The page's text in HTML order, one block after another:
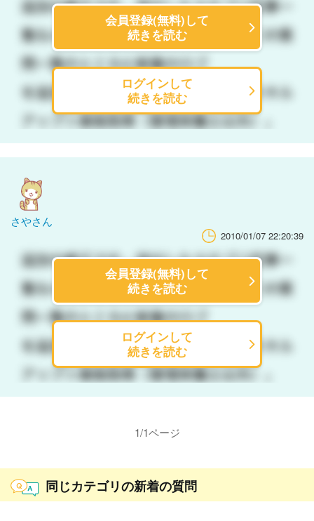
会員登録(無料)して
続きを読む
ログインして
続きを読む
さやさん
2010/01/07 22:20:39
会員登録(無料)して
続きを読む
ログインして
続きを読む
1/1ページ
同じカテゴリの新着の質問